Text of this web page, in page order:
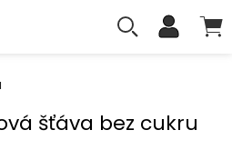
šťáva bez cukru